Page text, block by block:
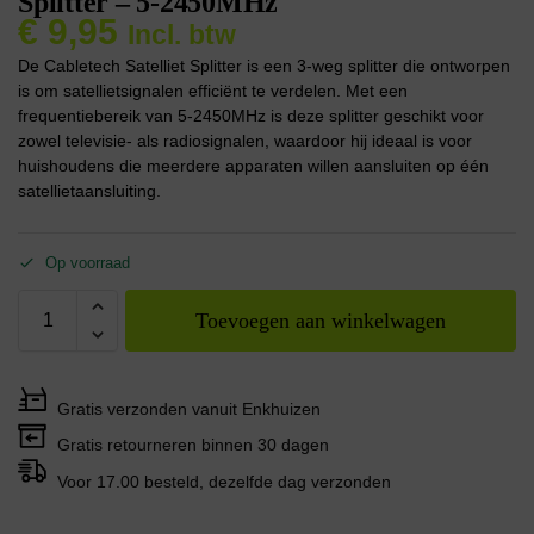
€ 9,95 Incl. btw
De Cabletech Satelliet Splitter is een 3-weg splitter die ontworpen
is om satellietsignalen efficiënt te verdelen. Met een
frequentiebereik van 5-2450MHz is deze splitter geschikt voor
zowel televisie- als radiosignalen, waardoor hij ideaal is voor
huishoudens die meerdere apparaten willen aansluiten op één
satellietaansluiting.
Op voorraad
Toevoegen aan winkelwagen
Gratis verzonden vanuit Enkhuizen
Gratis retourneren binnen 30 dagen
Voor 17.00 besteld, dezelfde dag verzonden